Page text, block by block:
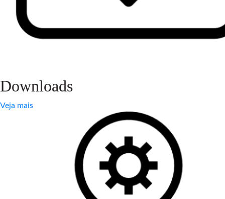
Downloads
Veja mais